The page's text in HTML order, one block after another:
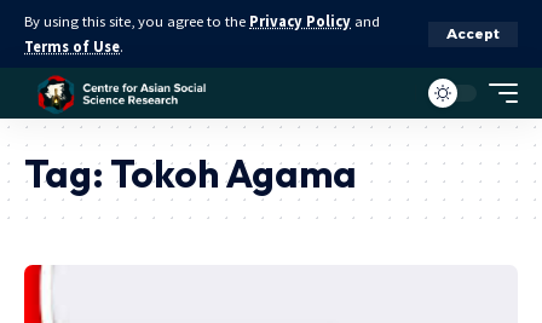
By using this site, you agree to the Privacy Policy and
Terms of Use.
Accept
Tag: Tokoh Agama